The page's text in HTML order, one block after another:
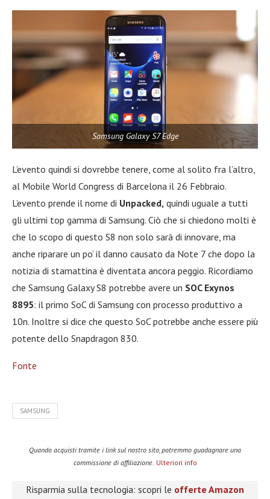
Samsung Galaxy S7 Edge
L’evento quindi si dovrebbe tenere, come al solito fra l’altro,
al Mobile World Congress di Barcelona il 26 Febbraio.
L’evento prende il nome di Unpacked, quindi uguale a tutti
gli ultimi top gamma di Samsung. Ciò che si chiedono molti è
che lo scopo di questo S8 non solo sarà di innovare, ma
anche riparare un po’ il danno causato da Note 7 che dopo la
notizia di stamattina è diventata ancora peggio. Ricordiamo
che Samsung Galaxy S8 potrebbe avere un SOC Exynos
8895: il primo SoC di Samsung con processo produttivo a
10n. Inoltre si dice che questo SoC potrebbe anche essere più
potente dello Snapdragon 830.
Fonte
SAMSUNG
Quando acquisti tramite i link sul nostro sito, potremmo guadagnare una
commissione di affiliazione. Ulteriori info
Risparmia sulla tecnologia: scopri le offerte Amazon